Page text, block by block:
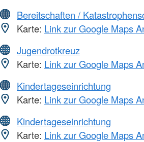
Bereitschaften /
Karte: Link zur Google Maps
Jugendrotkreuz
Karte: Link zur Google Maps
Kindertageseinrichtung
Karte: Link zur Google Maps
Kindertageseinrichtung
Karte: Link zur Google Maps